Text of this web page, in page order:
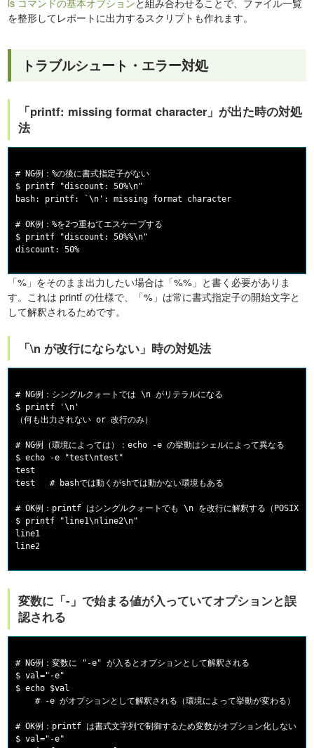
を整形してレポートに出力するスクリプトも作れます。
トラブルシュート・エラー対処
「printf: missing format character」が出た時の対処
法
# NG例：%の後に書式指定子がない
$ printf "discount: 50%\n"
bash: printf: `\n': missing format character
# OK例：%を2つ重ねてエスケープする
$ printf "discount: 50%%\n"
「%」をそのまま出力したい場合は「%%」と書く必要がありま
す。これは printf の仕様で、「%」は常に書式指定子の開始文字と
して解釈されるためです。
「\n が改行にならない」時の対処法
# NG例：シングルクォートでは \n がリテラルになる
$ printf '\n'
（何も出力されない or 改行のみ）
# NG例（環境によっては）：echo -e の挙動はシェルによって異なる
$ echo -e "test\ntest"
test
test   # bashでは動くがshでは動かない環境もある
# OK例：printf はシングルクォートでも \n を改行に解釈する（POSIX動
$ printf "line1\nline2\n"
line1
変数に「-」で始まる値が入っていてオプションと誤
認される
# NG例：変数に "-e" が入るとオプションとして解釈される
$ val="-e"
$ echo $val
    # -e がオプションとして解釈される（環境によって挙動が変わる）
# OK例：printf は書式文字列で制御するため変数がオプション化しない
$ val="-e"